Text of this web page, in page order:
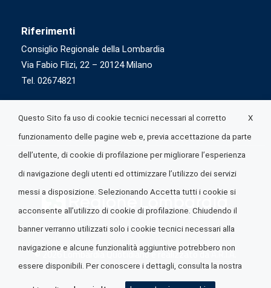
Riferimenti
Consiglio Regionale della Lombardia
Via Fabio Flizi, 22 – 20124 Milano
Tel. 02674821
© 2026 Lombardia Quotidiano è realizzato daA.R.I.A.
X
Questo Sito fa uso di cookie tecnici necessari al corretto
funzionamento delle pagine web e, previa accettazione da parte
dell’utente, di cookie di profilazione per migliorare l’esperienza
di navigazione degli utenti ed ottimizzare l’utilizzo dei servizi
messi a disposizione. Selezionando Accetta tutti i cookie si
acconsente all’utilizzo di cookie di profilazione. Chiudendo il
banner verranno utilizzati solo i cookie tecnici necessari alla
navigazione e alcune funzionalità aggiuntive potrebbero non
essere disponibili. Per conoscere i dettagli, consulta la nostra